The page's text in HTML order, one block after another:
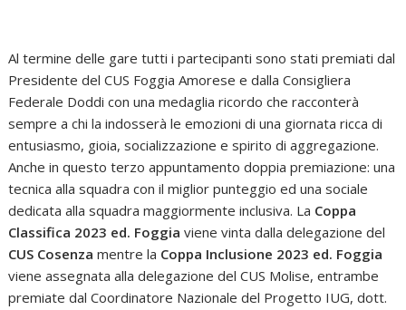
Al termine delle gare tutti i partecipanti sono stati premiati dal
Presidente del CUS Foggia Amorese e dalla Consigliera
Federale Doddi con una medaglia ricordo che racconterà
sempre a chi la indosserà le emozioni di una giornata ricca di
entusiasmo, gioia, socializzazione e spirito di aggregazione.
Anche in questo terzo appuntamento doppia premiazione: una
tecnica alla squadra con il miglior punteggio ed una sociale
dedicata alla squadra maggiormente inclusiva. La Coppa
Classifica 2023 ed. Foggia viene vinta dalla delegazione del
CUS Cosenza mentre la Coppa Inclusione 2023 ed. Foggia
viene assegnata alla delegazione del CUS Molise, entrambe
premiate dal Coordinatore Nazionale del Progetto IUG, dott.